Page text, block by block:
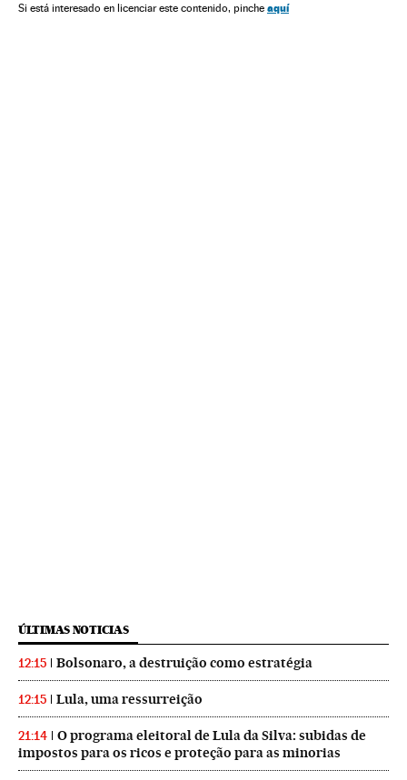
Si está interesado en licenciar este contenido, pinche aquí
ÚLTIMAS NOTICIAS
12:15 Bolsonaro, a destruição como estratégia
12:15 Lula, uma ressurreição
21:14
O programa eleitoral de Lula da Silva: subidas de
impostos para os ricos e proteção para as minorias